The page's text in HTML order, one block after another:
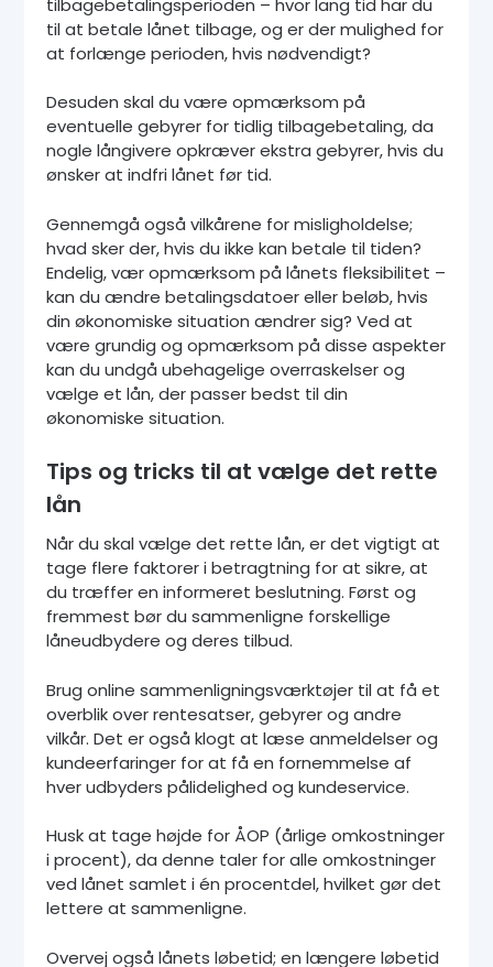
til at betale lånet tilbage, og er der mulighed for
at forlænge perioden, hvis nødvendigt?
Desuden skal du være opmærksom på
eventuelle gebyrer for tidlig tilbagebetaling, da
nogle långivere opkræver ekstra gebyrer, hvis du
ønsker at indfri lånet før tid.
Gennemgå også vilkårene for misligholdelse;
hvad sker der, hvis du ikke kan betale til tiden?
Endelig, vær opmærksom på lånets fleksibilitet –
kan du ændre betalingsdatoer eller beløb, hvis
din økonomiske situation ændrer sig? Ved at
være grundig og opmærksom på disse aspekter
kan du undgå ubehagelige overraskelser og
vælge et lån, der passer bedst til din
økonomiske situation.
Tips og tricks til at vælge det rette
lån
Når du skal vælge det rette lån, er det vigtigt at
tage flere faktorer i betragtning for at sikre, at
du træffer en informeret beslutning. Først og
fremmest bør du sammenligne forskellige
låneudbydere og deres tilbud.
Brug online sammenligningsværktøjer til at få et
overblik over rentesatser, gebyrer og andre
vilkår. Det er også klogt at læse anmeldelser og
kundeerfaringer for at få en fornemmelse af
hver udbyders pålidelighed og kundeservice.
Husk at tage højde for ÅOP (årlige omkostninger
i procent), da denne taler for alle omkostninger
ved lånet samlet i én procentdel, hvilket gør det
lettere at sammenligne.
Overvej også lånets løbetid; en længere løbetid